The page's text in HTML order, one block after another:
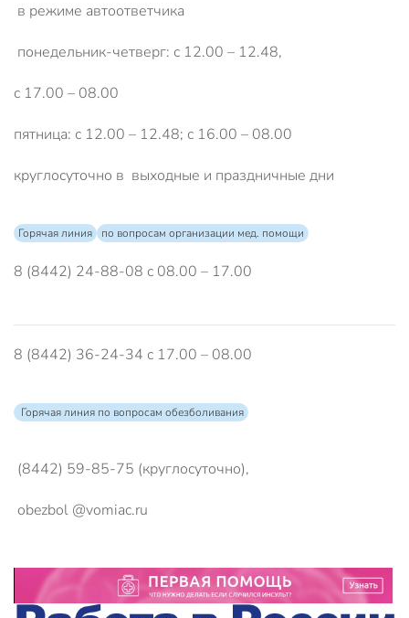
в режиме автоответчика
понедельник-четверг: с 12.00 – 12.48,
с 17.00 – 08.00
пятница: с 12.00 – 12.48; с 16.00 – 08.00
круглосуточно в выходные и праздничные дни
Горячая линия по вопросам организации мед. помощи
8 (8442) 24-88-08 с 08.00 – 17.00
8 (8442) 36-24-34 с 17.00 – 08.00
Горячая линия по вопросам обезболивания
(8442) 59-85-75 (круглосуточно),
obezbol @vomiac.ru